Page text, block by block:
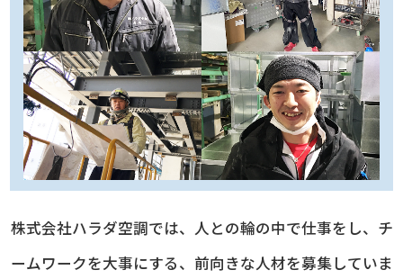
株式会社ハラダ空調では、人との輪の中で仕事をし、チ
ームワークを大事にする、 前向きな人材を募集していま